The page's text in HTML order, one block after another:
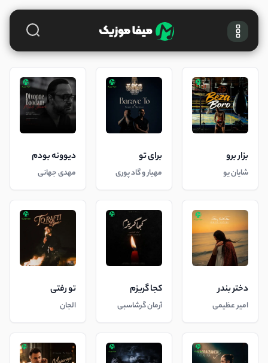
بزار برو
شایان یو
برای تو
مهیار و گاد پوری
دیوونه بودم
مهدی جهانی
دختر بندر
امیر عظیمی
کجا گریزم
آرمان گرشاسبی
تو رفتی
الجان